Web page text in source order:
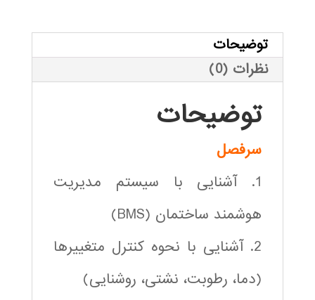
توضیحات
نظرات (0)
توضیحات
سرفصل
1. آشنایی با سیستم مدیریت
هوشمند ساختمان (BMS)
2. آشنایی با نحوه کنترل متغییرها
(دما، رطوبت، نشتی، روشنایی)